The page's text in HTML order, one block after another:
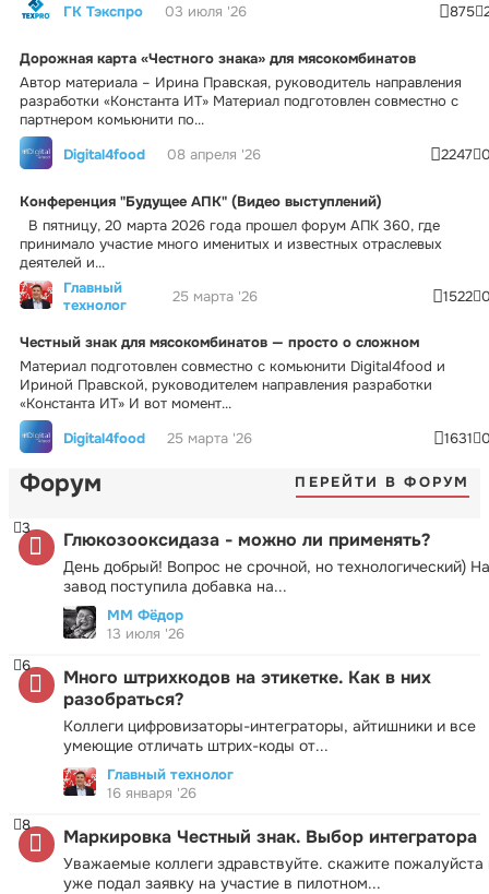
ГК Тэкспро 03 июля '26 875
Дорожная карта «Честного знака» для мясокомбинатов
Автор материала – Ирина Правская, руководитель направления
разработки «Константа ИТ» Материал подготовлен совместно с
партнером комьюнити по...
Digital4food
08 апреля '26 2247
Конференция "Будущее АПК" (Видео выступлений)
В пятницу, 20 марта 2026 года прошел форум АПК 360, где
принимало участие много именитых и известных отраслевых
деятелей и...
Главный
технолог
25 марта '26 1522
Честный знак для мясокомбинатов — просто о сложном
Материал подготовлен совместно с комьюнити Digital4food и
Ириной Правской, руководителем направления разработки
«Константа ИТ» И вот момент...
Digital4food
25 марта '26 1631
Форум ПЕРЕЙТИ В ФОРУМ
Глюкозооксидаза - можно ли применять?
День добрый! Вопрос не срочной, но технологический) На
завод поступила добавка на...
3
ММ Фёдор
13 июля '26
Много штрихкодов на этикетке. Как в них
разобраться?
Коллеги цифровизаторы-интеграторы, айтишники и все
умеющие отличать штрих-коды от...
6
Главный технолог
16 января '26
Маркировка Честный знак. Выбор интегратора
Уважаемые коллеги здравствуйте. скажите пожалуйста
уже подал заявку на участие в пилотном...
8